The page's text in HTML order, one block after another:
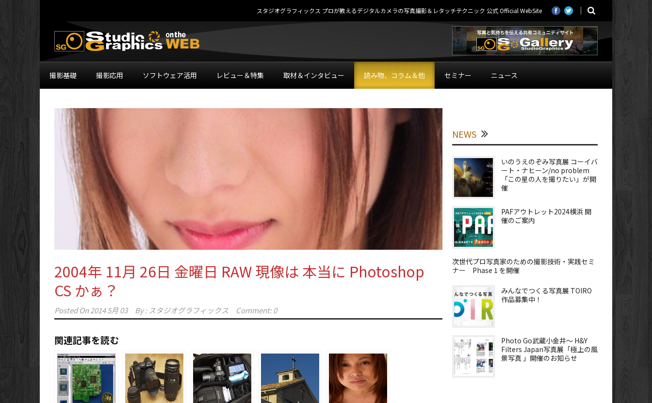
スタジオグラフィックス プロが教えるデジタルカメラの写真撮影＆レタッチテクニック 公式 Official WebSite
撮影基礎 撮影応用 ソフトウェア活用 レビュー＆特集 取材＆インタビュー 読み物、コラム＆他 セミナー ニュース
2004年 11月 26日 金曜日 RAW 現像は 本当に Photoshop
CS かぁ？
Posted On2014 5月 03 By : スタジオグラフィックス Comment: 0
関連記事を読む
NEWS
いのうえのぞみ写真展 コーイバ
ート・ナヒーン/no problem
「この星の人を撮りたい」が開
催
PAFアウトレット2024横浜 開
催のご案内
次世代プロ写真家のための撮影技術・実践セミ
ナー Phase 1 を開催
みんなでつくる写真展 TOIRO
作品募集中！
Photo Go武蔵小金井～ H&Y
Filters Japan写真展「極上の風
景写真 」開催のお知らせ